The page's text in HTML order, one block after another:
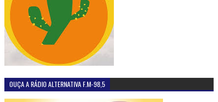
OUÇA A RÁDIO ALTERNATIVA F.M-98,5